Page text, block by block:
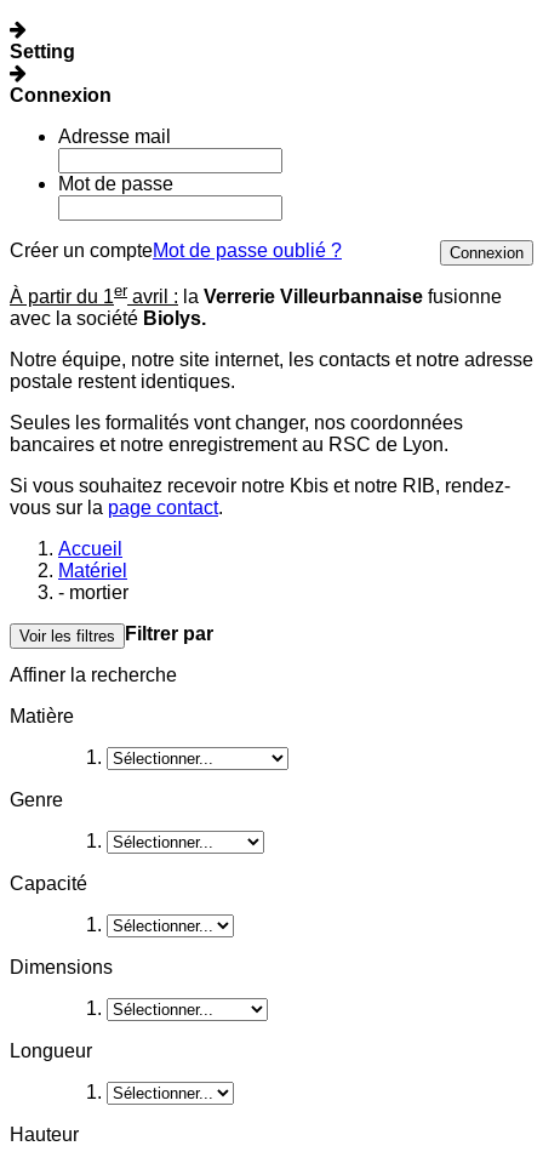
Setting
Connexion
Adresse mail
Mot de passe
Créer un compte Connexion
Mot de passe oublié ?
À partir du 1er avril : la Verrerie Villeurbannaise fusionne
avec la société Biolys.
Notre équipe, notre site internet, les contacts et notre adresse
postale restent identiques.
Seules les formalités vont changer, nos coordonnées
bancaires et notre enregistrement au RSC de Lyon.
Si vous souhaitez recevoir notre Kbis et notre RIB, rendez-
vous sur la page contact.
Accueil
Matériel
- mortier
Voir les filtres
Filtrer par
Affiner la recherche
Matière
Genre
Capacité
Dimensions
Longueur
Hauteur